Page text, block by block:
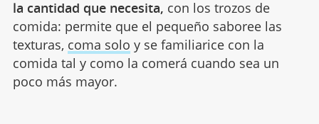
la cantidad que necesita, con los trozos de
comida: permite que el pequeño saboree las
texturas, coma solo y se familiarice con la
comida tal y como la comerá cuando sea un
poco más mayor.